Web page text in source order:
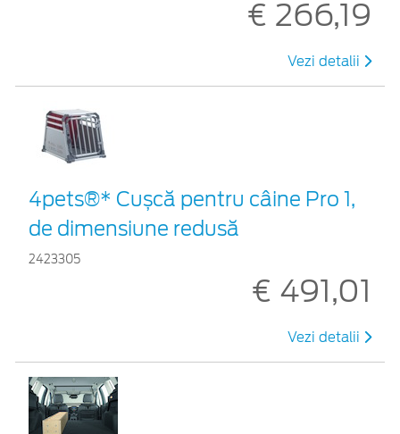
€ 266,19
Vezi detalii
4pets®* Cușcă pentru câine Pro 1,
de dimensiune redusă
2423305
€ 491,01
Vezi detalii